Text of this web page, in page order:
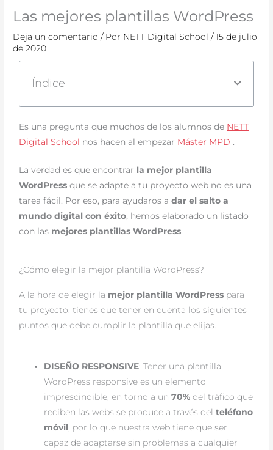
Las mejores plantillas WordPress
Deja un comentario / Por NETT Digital School/15 de julio
de 2020
Índice
Es una pregunta que muchos de los alumnos de NETT
Digital School nos hacen al empezar Máster MPD .
La verdad es que encontrar la mejor plantilla
WordPress que se adapte a tu proyecto web no es una
tarea fácil. Por eso, para ayudaros adar el salto a
mundo digital con éxito, hemos elaborado un listado
con las mejores plantillas WordPress.
¿Cómo elegir la mejor plantilla WordPress?​
A la hora de elegir la mejor plantilla WordPress para
tu proyecto, tienes que tener en cuenta los siguientes
puntos que debe cumplir la plantilla que elijas.
DISEÑO RESPONSIVE: Tener una plantilla
WordPress responsive es un elemento
imprescindible, en torno a un70% del tráfico que
reciben las webs se produce a través delteléfono
móvil, por lo que nuestra web tiene que ser
capaz de adaptarse sin problemas a cualquier